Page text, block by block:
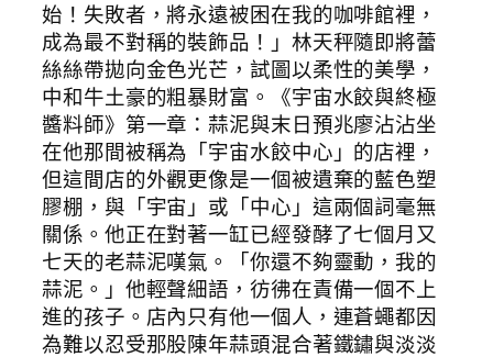
始！失敗者，將永遠被困在我的咖啡館裡，
成為最不對稱的裝飾品！」林天秤隨即將蕾
絲絲帶拋向金色光芒，試圖以柔性的美學，
中和牛土豪的粗暴財富。《宇宙水餃與終極
醬料師》第一章：蒜泥與末日預兆廖沾沾坐
在他那間被稱為「宇宙水餃中心」的店裡，
但這間店的外觀更像是一個被遺棄的藍色塑
膠棚，與「宇宙」或「中心」這兩個詞毫無
關係。他正在對著一缸已經發酵了七個月又
七天的老蒜泥嘆氣。「你還不夠靈動，我的
蒜泥。」他輕聲細語，彷彿在責備一個不上
進的孩子。店內只有他一個人，連蒼蠅都因
為難以忍受那股陳年蒜頭混合著鐵鏽與淡淡